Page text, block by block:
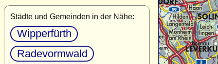
Städte und Gemeinden in der Nähe:
Wipperfürth
Radevormwald